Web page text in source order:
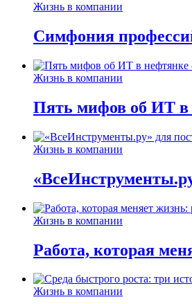
Жизнь в компании
Симфония
Жизнь в компании
Пять мифов об ИТ в
Жизнь в компании
Жизнь в компании
Работа, которая
Жизнь в компании